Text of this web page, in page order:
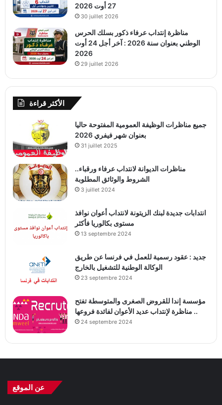
27 أوت 2026
30 juillet 2026
مناظرة إنتداب عرفاء ذكور بسلك الحرس
الوطني بعنوان سنة 2026 : آخر أجل 24 أوت
2026
29 juillet 2026
الأكثر قراءة
جميع مناظرات الوظيفة العمومية المفتوحة حاليا
بعنوان شهر فيفري 2026
31 juillet 2025
مناظرات الديوانة لانتداب عرفاء ورقباء..
الشروط والوثائق المطلوبة
3 juillet 2024
انتدابات جديدة لبنك الزيتونة لانتداب أعوان نوافذ
مستوى بكالوريا فأكثر
13 septembre 2024
جديد : عقود رسمية للعمل في فرنسا عن طريق
الوكالة الوطنية للتشغيل بالخارج
23 septembre 2024
مؤسسة إندا للقروض الصغرى والمتوسطة تفتح
مناظرة لإنتداب عديد الأعوان لفائدة فروعها ..
24 septembre 2024
عن الموقع